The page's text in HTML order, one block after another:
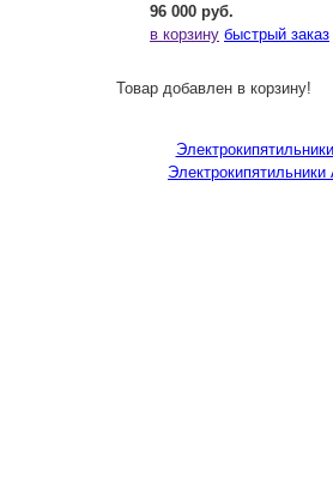
96 000 руб.
в корзину быстрый заказ
Товар добавлен в корзину!